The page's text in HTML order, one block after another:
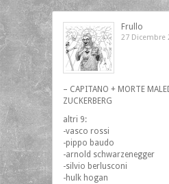
Frullo
27 Dicembre
– CAPITANO + MORTE
ZUCKERBERG
altri 9:
-vasco rossi
-pippo baudo
-arnold schwarzenegger
-silvio berlusconi
-hulk hogan